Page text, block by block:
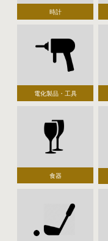
時計
電化製品・工具
食器